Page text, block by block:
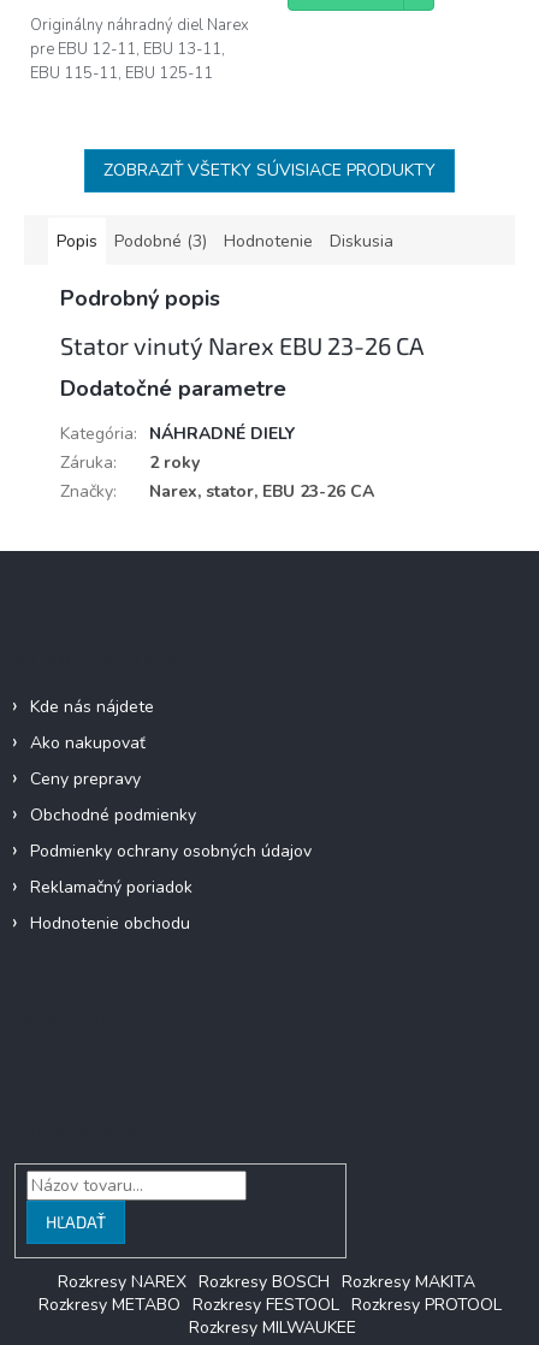
hviezdičiek.
Originálny náhradný diel Narex
pre EBU 12-11, EBU 13-11,
EBU 115-11, EBU 125-11
ZOBRAZIŤ VŠETKY SÚVISIACE PRODUKTY
Popis Podobné (3) Hodnotenie Diskusia
Podrobný popis
Stator vinutý Narex EBU 23-26 CA
Dodatočné parametre
Kategória:
NÁHRADNÉ DIELY
Záruka:
2 roky
Značky: Narex, stator, EBU 23-26 CA
Kde nás nájdete
Ako nakupovať
Ceny prepravy
Obchodné podmienky
Podmienky ochrany osobných údajov
Reklamačný poriadok
Hodnotenie obchodu
HĽADAŤ
Rozkresy NAREX Rozkresy BOSCH Rozkresy MAKITA
Rozkresy METABO Rozkresy FESTOOL Rozkresy PROTOOL
Rozkresy MILWAUKEE